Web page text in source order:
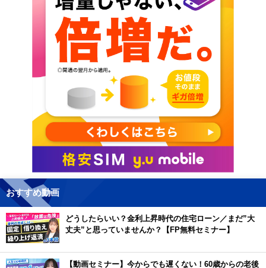
おすすめ動画
どうしたらいい？金利上昇時代の住宅ローン／まだ”大
丈夫”と思っていませんか？【FP無料セミナー】
【動画セミナー】今からでも遅くない！60歳からの老後